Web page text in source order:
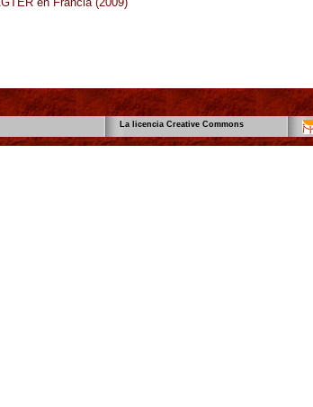
La licencia Creative Commons